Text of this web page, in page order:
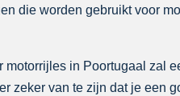
die worden gebruikt voor
motorrijles in Poortugaal zal
zeker van te zijn dat je een